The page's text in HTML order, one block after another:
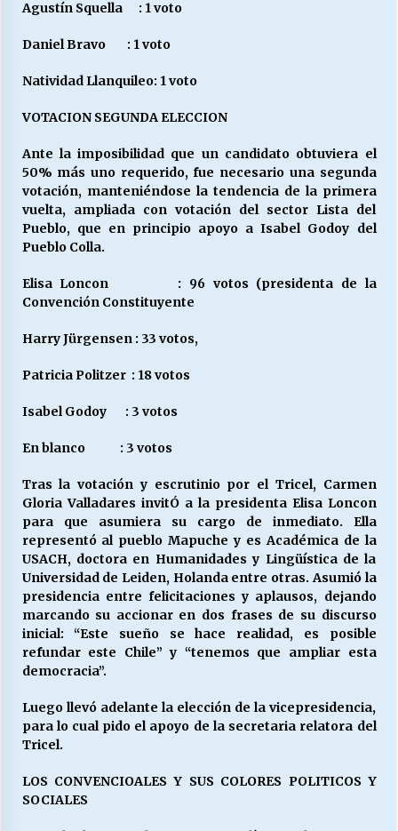
Agustín Squella : 1 voto
Daniel Bravo : 1 voto
Natividad Llanquileo: 1 voto
VOTACION SEGUNDA ELECCION
Ante la imposibilidad que un candidato obtuviera el
50% más uno requerido, fue necesario una segunda
votación, manteniéndose la tendencia de la primera
vuelta, ampliada con votación del sector Lista del
Pueblo, que en principio apoyo a Isabel Godoy del
Pueblo Colla.
Elisa Loncon : 96 votos (presidenta de la
Convención Constituyente
Harry Jürgensen : 33 votos,
Patricia Politzer : 18 votos
Isabel Godoy : 3 votos
En blanco : 3 votos
Tras la votación y escrutinio por el Tricel, Carmen
Gloria Valladares invitÓ a la presidenta Elisa Loncon
para que asumiera su cargo de inmediato. Ella
representó al pueblo Mapuche y es Académica de la
USACH, doctora en Humanidades y Lingüística de la
Universidad de Leiden, Holanda entre otras. Asumió la
presidencia entre felicitaciones y aplausos, dejando
marcando su accionar en dos frases de su discurso
inicial: “Este sueño se hace realidad, es posible
refundar este Chile” y “tenemos que ampliar esta
democracia”.
Luego llevó adelante la elección de la vicepresidencia,
para lo cual pido el apoyo de la secretaria relatora del
Tricel.
LOS CONVENCIOALES Y SUS COLORES POLITICOS Y
SOCIALES